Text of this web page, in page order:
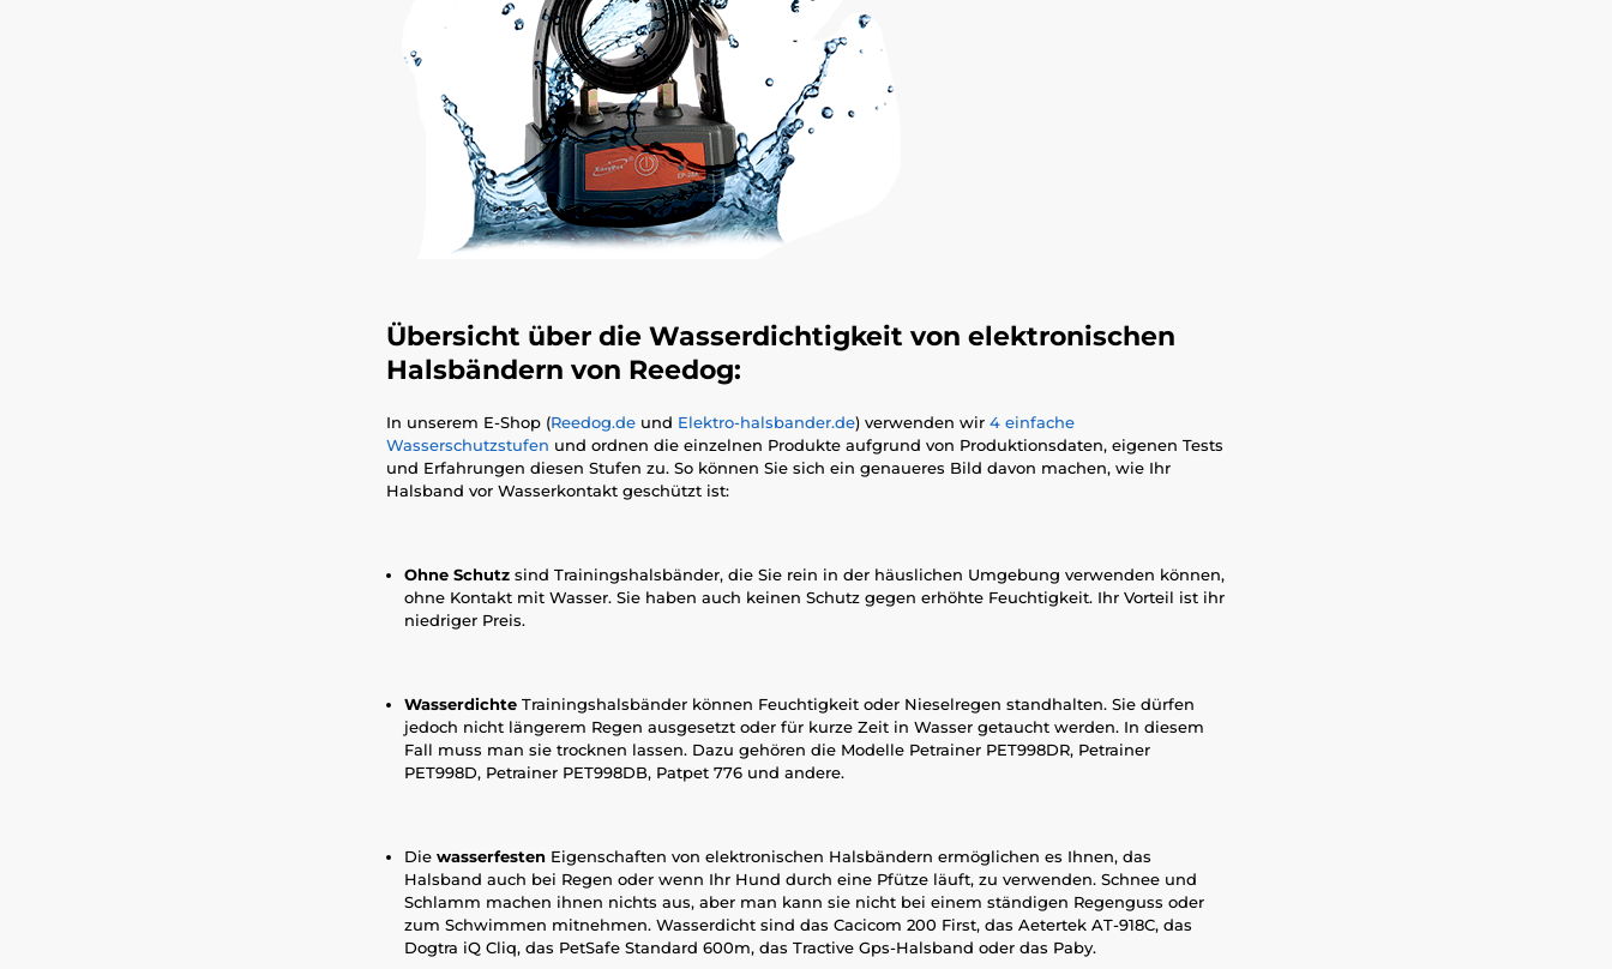
Übersicht über die Wasserdichtigkeit von elektronischen
Halsbändern von Reedog:
In unserem E-Shop (Reedog.de und Elektro-halsbander.de) verwenden wir 4 einfache
Wasserschutzstufen und ordnen die einzelnen Produkte aufgrund von Produktionsdaten, eigenen Tests
und Erfahrungen diesen Stufen zu. So können Sie sich ein genaueres Bild davon machen, wie Ihr
Halsband vor Wasserkontakt geschützt ist:
Ohne Schutz sind Trainingshalsbänder, die Sie rein in der häuslichen Umgebung verwenden können,
ohne Kontakt mit Wasser. Sie haben auch keinen Schutz gegen erhöhte Feuchtigkeit. Ihr Vorteil ist ihr
niedriger Preis.
Wasserdichte Trainingshalsbänder können Feuchtigkeit oder Nieselregen standhalten. Sie dürfen
jedoch nicht längerem Regen ausgesetzt oder für kurze Zeit in Wasser getaucht werden. In diesem
Fall muss man sie trocknen lassen. Dazu gehören die Modelle Petrainer PET998DR, Petrainer
PET998D, Petrainer PET998DB, Patpet 776 und andere.
Die wasserfesten Eigenschaften von elektronischen Halsbändern ermöglichen es Ihnen, das
Halsband auch bei Regen oder wenn Ihr Hund durch eine Pfütze läuft, zu verwenden. Schnee und
Schlamm machen ihnen nichts aus, aber man kann sie nicht bei einem ständigen Regenguss oder
zum Schwimmen mitnehmen. Wasserdicht sind das Cacicom 200 First, das Aetertek AT-918C, das
Dogtra iQ Cliq, das PetSafe Standard 600m, das Tractive Gps-Halsband oder das Paby.